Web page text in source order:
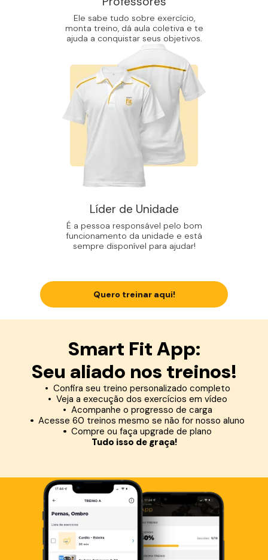
Ele sabe tudo sobre exercício,
monta treino, dá aula coletiva e te
ajuda a conquistar seus objetivos.
Líder de Unidade
É a pessoa responsável pelo bom
funcionamento da unidade e está
sempre disponível para ajudar!
Quero treinar aqui!
Smart Fit App:
Seu aliado nos treinos!
Confira seu treino personalizado completo
Veja a execução dos exercícios em vídeo
Acompanhe o progresso de carga
Acesse 60 treinos mesmo se não for nosso aluno
Compre ou faça upgrade de plano
Tudo isso de graça!